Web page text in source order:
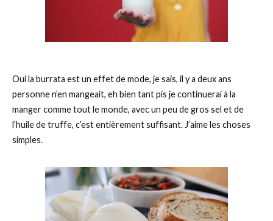
Oui la burrata est un effet de mode, je sais, il y a deux ans
personne n’en mangeait, eh bien tant pis je continuerai à la
manger comme tout le monde, avec un peu de gros sel et de
l’huile de truffe, c’est entièrement suffisant. J’aime les choses
simples.